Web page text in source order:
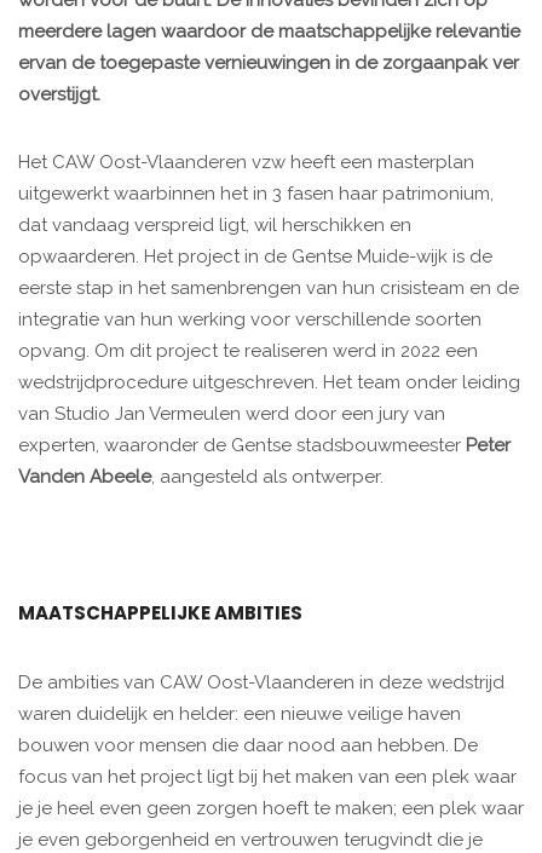
meerdere lagen waardoor de maatschappelijke relevantie
ervan de toegepaste vernieuwingen in de zorgaanpak ver
overstijgt.
Het CAW Oost-Vlaanderen vzw heeft een masterplan
uitgewerkt waarbinnen het in 3 fasen haar patrimonium,
dat vandaag verspreid ligt, wil herschikken en
opwaarderen. Het project in de Gentse Muide-wijk is de
eerste stap in het samenbrengen van hun crisisteam en de
integratie van hun werking voor verschillende soorten
opvang. Om dit project te realiseren werd in 2022 een
wedstrijdprocedure uitgeschreven. Het team onder leiding
van Studio Jan Vermeulen werd door een jury van
experten, waaronder de Gentse stadsbouwmeester Peter
Vanden Abeele, aangesteld als ontwerper.
MAATSCHAPPELIJKE AMBITIES
De ambities van CAW Oost-Vlaanderen in deze wedstrijd
waren duidelijk en helder: een nieuwe veilige haven
bouwen voor mensen die daar nood aan hebben. De
focus van het project ligt bij het maken van een plek waar
je je heel even geen zorgen hoeft te maken; een plek waar
je even geborgenheid en vertrouwen terugvindt die je